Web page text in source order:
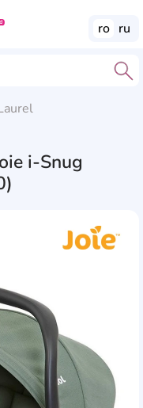
ro ru
i-Snug